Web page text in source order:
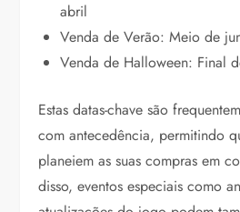
abril
Venda de Verão: Meio de
Venda de Halloween: Final
Estas datas-chave são
com antecedência, permitindo
planeiem as suas compras em
disso, eventos especiais como